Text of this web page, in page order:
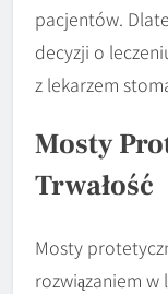
pacjentów.
decyzji o
z lekarzem
Mosty
Trwałość
Mosty
rozwiązaniem